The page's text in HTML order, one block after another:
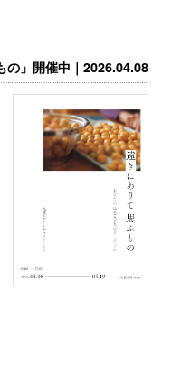
の」開催中｜2026.04.08